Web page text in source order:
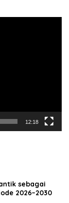
12:18
sebagai
2026–2030